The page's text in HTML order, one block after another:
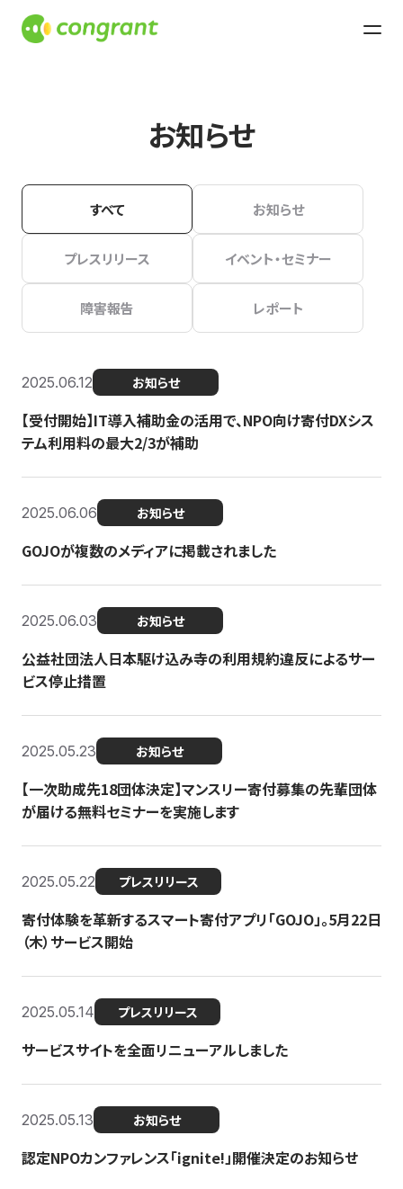
お知らせ
すべて お知らせ
プレスリリース イベント・セミナー
障害報告 レポート
2025.06.12 お知らせ
【受付開始】IT導入補助金の活用で、NPO向け寄付DXシス
テム利用料の最大2/3が補助
2025.06.06 お知らせ
GOJOが複数のメディアに掲載されました
2025.06.03 お知らせ
公益社団法人日本駆け込み寺の利用規約違反によるサー
ビス停止措置
2025.05.23 お知らせ
【一次助成先18団体決定】マンスリー寄付募集の先輩団体
が届ける無料セミナーを実施します
2025.05.22 プレスリリース
寄付体験を革新するスマート寄付アプリ「GOJO」。5月22日
（木）サービス開始
2025.05.14 プレスリリース
サービスサイトを全面リニューアルしました
2025.05.13 お知らせ
認定NPOカンファレンス「ignite!」開催決定のお知らせ